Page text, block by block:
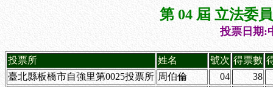
第 04 屆 立法委
投票日期:
投票所 姓名 號次 得票數
臺北縣板橋市自強里第0025投票所 周伯倫 04
38